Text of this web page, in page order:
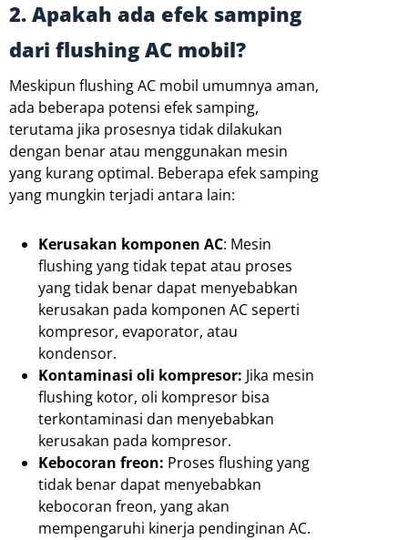
2. Apakah ada efek samping
dari flushing AC mobil?
Meskipun flushing AC mobil umumnya aman,
ada beberapa potensi efek samping,
terutama jika prosesnya tidak dilakukan
dengan benar atau menggunakan mesin
yang kurang optimal. Beberapa efek samping
yang mungkin terjadi antara lain:
Kerusakan komponen AC: Mesin
flushing yang tidak tepat atau proses
yang tidak benar dapat menyebabkan
kerusakan pada komponen AC seperti
kompresor, evaporator, atau
kondensor.
Kontaminasi oli kompresor: Jika mesin
flushing kotor, oli kompresor bisa
terkontaminasi dan menyebabkan
kerusakan pada kompresor.
Kebocoran freon: Proses flushing yang
tidak benar dapat menyebabkan
kebocoran freon, yang akan
mempengaruhi kinerja pendinginan AC.